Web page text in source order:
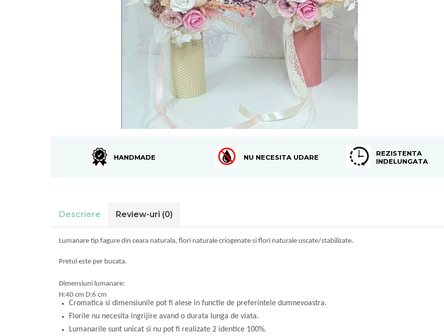
HANDMADE NU NECESITA UDARE
REZISTENTA
INDELUNGATA
Descriere Review-uri (0)
Lumanare tip fagure din ceara naturala, flori naturale criogenate si flori naturale uscate/stabilizate.
Pretul este per bucata.
Dimensiuni lumanare:
H:40 cm D:6 cm
Cromatica si dimensiunile pot fi alese in functie de preferintele dumnevoastra.
Florile nu necesita ingrijire avand o durata lunga de viata.
Lumanarile sunt unicat si nu pot fi realizate 2 identice 100%.